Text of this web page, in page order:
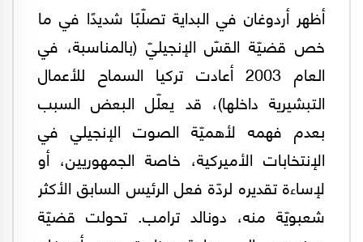
أظهر أردوغان في البداية تصلّبًا شديدًا في ما
خص قضيّة القسّ الإنجيليّ (بالمناسبة، في
العام 2003 أعادت تركيا السماح للأعمال
التبشيرية داخلها)، قد يعلّل البعض السبب
بعدم فهمه لأهميّة الصوت الإنجيلي في
الإنتخابات الأميركية، خاصة الجمهوريين، أو
لإساءة تقديره لردّة فعل الرئيس السابق الأكثر
شعبويّة منه، دونالد ترامب. تحولت قضيّة